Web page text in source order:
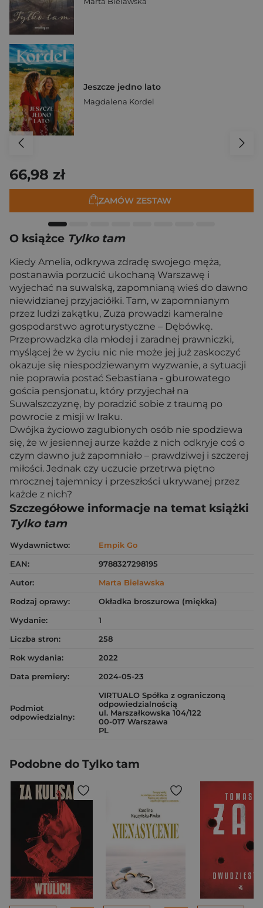
Jeszcze jedno lato
Magdalena Kordel
66,98 zł
ZAMÓW ZESTAW
O książce Tylko tam
Kiedy Amelia, odkrywa zdradę swojego męża,
postanawia porzucić ukochaną Warszawę i
wyjechać na suwalską, zapomnianą wieś do dawno
niewidzianej przyjaciółki. Tam, w zapomnianym
przez ludzi zakątku, Zuza prowadzi kameralne
gospodarstwo agroturystyczne – Dębówkę.
Przeprowadzka dla młodej i zaradnej prawniczki,
myślącej że w życiu nic nie może jej już zaskoczyć
okazuje się niespodziewanym wyzwanie, a sytuacji
nie poprawia postać Sebastiana - gburowatego
gościa pensjonatu, który przyjechał na
Suwalszczyznę, by poradzić sobie z traumą po
powrocie z misji w Iraku.
Dwójka życiowo zagubionych osób nie spodziewa
się, że w jesiennej aurze każde z nich odkryje coś o
czym dawno już zapomniało – prawdziwej i szczerej
miłości. Jednak czy uczucie przetrwa piętno
mrocznej tajemnicy i przeszłości ukrywanej przez
każde z nich?
Szczegółowe informacje na temat książki
Tylko tam
Wydawnictwo:
Empik Go
EAN:
9788327298195
Autor:
Marta Bielawska
Rodzaj oprawy:
Okładka broszurowa (miękka)
Wydanie:
1
Liczba stron:
258
Rok wydania:
2022
Data premiery:
2024-05-23
Podmiot
odpowiedzialny:
VIRTUALO Spółka z ograniczoną
odpowiedzialnością
ul. Marszałkowska 104/122
00-017 Warszawa
PL
Podobne do Tylko tam